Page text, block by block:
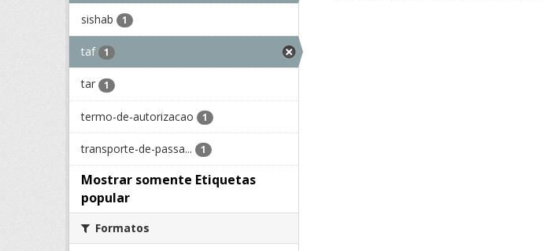
sishab 1
taf 1
tar 1
termo-de-autorizacao 1
transporte-de-passa... 1
Mostrar somente Etiquetas
popular
Formatos